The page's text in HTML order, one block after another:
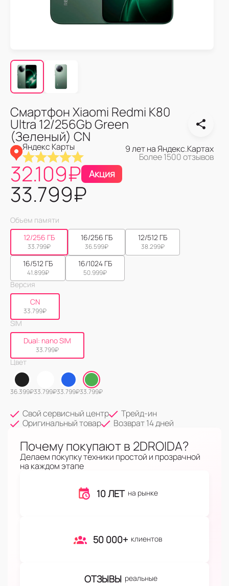
Смартфон Xiaomi Redmi K80
Ultra 12/256Gb Green
(Зеленый) CN
Яндекс Карты 9 лет на Яндекс.Картах
Более 1500 отзывов
32.109₽ Акция
33.799₽
Объем памяти
12/256 ГБ
33.799₽
16/256 ГБ
36.599₽
12/512 ГБ
38.299₽
16/512 ГБ
41.899₽
16/1024 ГБ
50.999₽
Версия
CN
33.799₽
SIM
Dual: nano SIM
33.799₽
Цвет
36.399₽33.799₽33.799₽33.799₽
Свой сервисный центр
Трейд-ин
Оригинальный товар
Возврат 14 дней
Почему покупают в 2DROIDA?
Делаем покупку техники простой и прозрачной
на каждом этапе
10 ЛЕТ на рынке
50 000+ клиентов
ОТЗЫВЫ реальные